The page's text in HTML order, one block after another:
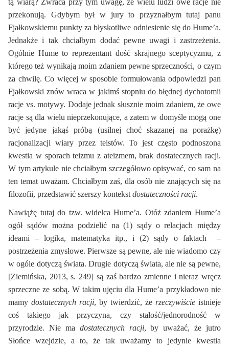
tą wiarą? Zwraca przy tym uwagę, że wielu ludzi owe racje nie
przekonują. Gdybym był w jury to przyznałbym tutaj panu
Fjałkowskiemu punkty za błyskotliwe odniesienie się do Hume’a.
Jednakże i tak chciałbym dodać pewne uwagi i zastrzeżenia.
Ogólnie Hume to reprezentant dość skrajnego sceptycyzmu, z
którego też wynikają moim zdaniem pewne sprzeczności, o czym
za chwilę. Co więcej w sposobie formułowania odpowiedzi pan
Fjałkowski znów wraca w jakimś stopniu do błędnej dychotomii
racje vs. motywy. Dodaje jednak słusznie moim zdaniem, że owe
racje są dla wielu nieprzekonujące, a zatem w domyśle mogą one
być jedyne jakąś próbą (usilnej choć skazanej na porażkę)
racjonalizacji wiary przez teistów. To jest często podnoszona
kwestia w sporach teizmu z ateizmem, brak dostatecznych racji.
W tym artykule nie chciałbym szczegółowo opisywać, co sam na
ten temat uważam. Chciałbym zaś, dla osób nie znających się na
filozofii, przedstawić szerszy kontekstdostateczności racji.
Nawiążę tutaj do tzw. widelca Hume’a. Otóż zdaniem Hume’a
ogół sądów można podzielić na (1) sądy o relacjach między
ideami – logika, matematyka itp., i (2) sądy o faktach –
postrzeżenia zmysłowe. Pierwsze są pewne, ale nie wiadomo czy
w ogóle dotyczą świata. Drugie dotyczą świata, ale nie są pewne,
[Ziemińska, 2013, s. 249] są zaś bardzo zmienne i nieraz wręcz
sprzeczne ze sobą. W takim ujęciu dla Hume’a przykładowo nie
mamydostatecznych racji, by twierdzić, że rzeczywiście istnieje
coś takiego jak przyczyna, czy stałość/jednorodność w
przyrodzie. Nie ma dostatecznych racji, by uważać, że jutro
Słońce wzejdzie, a to, że tak uważamy to jedynie kwestia